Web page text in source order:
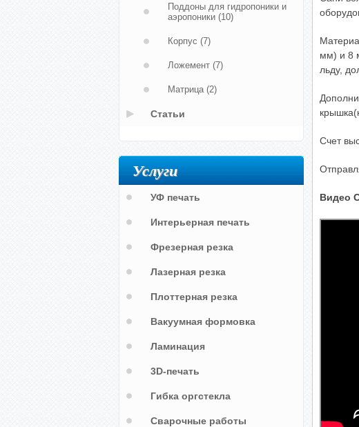
мм) и 8
льду,
Счет
Видео
Поддоны для гидропоники и
аэропоники (10)
Корпус (7)
Ложемент (7)
Матрица(2)
Статьи
Услуги
УФ печать
Интерьерная печать
Фрезерная резка
Лазерная резка
Плоттерная резка
Вакуумная формовка
Ламинация
3D-печать
Гибка оргстекла
Сварочные работы